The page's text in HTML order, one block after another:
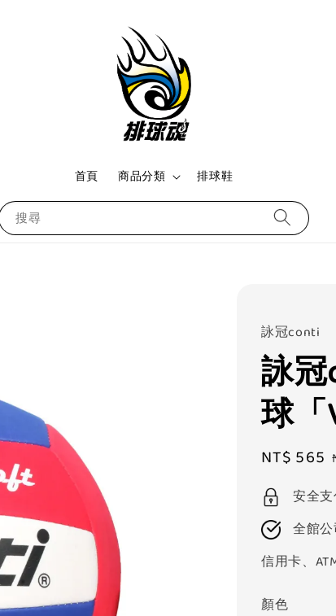
搜尋
首頁 商品分類 排球鞋
詠冠conti
詠
球
Sale
price
NT$ 565
安全
全館
信用卡、
顏色